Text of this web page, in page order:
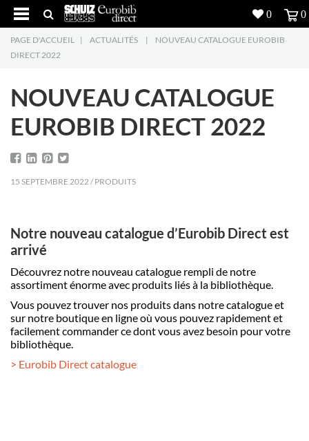
5
Produits
L'entreprise
PAGE D'ACCUEIL | ACTUALITÉS |
NOUVEAU CATALOGUE EUROBIB
DIRECT 2022
NOUVEAU CATALOGUE
EUROBIB DIRECT 2022
15 SEPTEMBRE 2022 / PRODUITS
Notre nouveau catalogue d’Eurobib Direct est
arrivé
Découvrez notre nouveau catalogue rempli de notre
assortiment énorme avec produits liés à la bibliothèque.
Vous pouvez trouver nos produits dans notre catalogue et
sur notre boutique en ligne où vous pouvez rapidement et
facilement commander ce dont vous avez besoin pour votre
bibliothèque.
> Eurobib Direct catalogue
0 0